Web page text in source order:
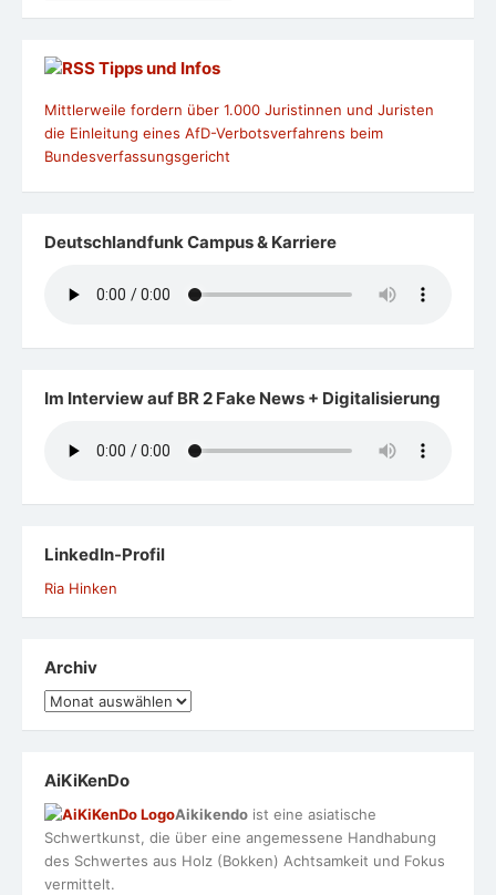
Tipps und Infos
Mittlerweile fordern über 1.000 Juristinnen und Juristen
die Einleitung eines AfD-Verbotsverfahrens beim
Bundesverfassungsgericht
Deutschlandfunk Campus & Karriere
Im Interview auf BR 2 Fake News + Digitalisierung
LinkedIn-Profil
Ria Hinken
Archiv
Archiv
AiKiKenDo
Aikikendo ist eine asiatische
Schwertkunst, die über eine angemessene Handhabung
des Schwertes aus Holz (Bokken) Achtsamkeit und Fokus
vermittelt.